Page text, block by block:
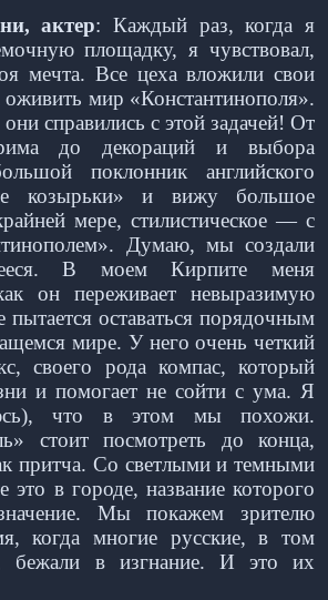
актер: Каждый раз, когда я
площадку, я чувствовал,
мечта. Все цеха вложили свои
мир «Константинополя».
справились с этой задачей! От
до декораций и выбора
поклонник английского
козырьки» и вижу большое
мере, стилистическое — с
Думаю, мы создали
В моем Кирпите меня
он переживает невыразимую
пытается оставаться порядочным
мире. У него очень четкий
своего рода компас, который
и помогает не сойти с ума. Я
что в этом мы похожи.
стоит посмотреть до конца,
притча. Со светлыми и темными
в городе, название которого
Мы покажем зрителю
когда многие русские, в том
бежали в изгнание. И это их